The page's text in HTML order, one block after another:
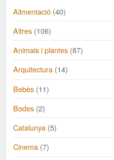
Alimentació (40)
Altres (106)
Animals i plantes (87)
Arquitectura (14)
Bebès (11)
Bodes (2)
Catalunya (5)
Cinema (7)